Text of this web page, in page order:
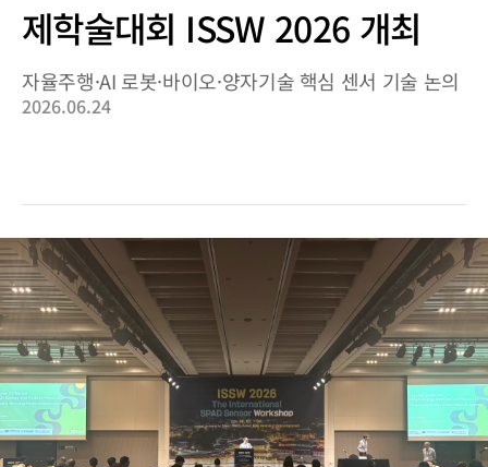
제학술대회 ISSW 2026 개최
자율주행·AI 로봇·바이오·양자기술 핵심 센서 기술 논의
2026.06.24